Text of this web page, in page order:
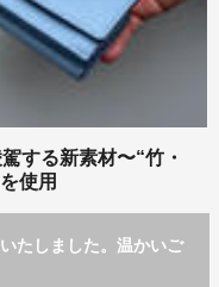
する新素材〜“竹・
使用
たしました。温かいご